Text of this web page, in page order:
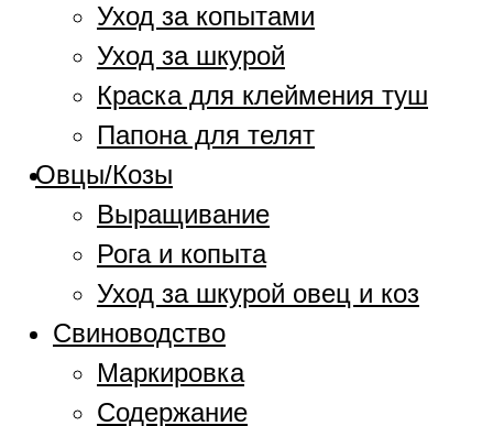
Уход за копытами
Уход за шкурой
Краска для клеймения туш
Папона для телят
Овцы/Козы
Выращивание
Рога и копыта
Уход за шкурой овец и коз
Свиноводство
Маркировка
Содержание